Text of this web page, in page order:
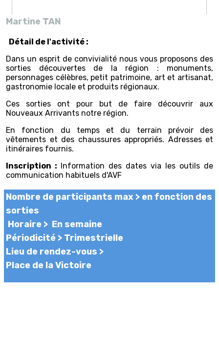
Martine TAN
Détail de l'activité :
Dans un esprit de convivialité nous vous proposons des
sorties découvertes de la région : monuments,
personnages célèbres, petit patrimoine, art et artisanat,
gastronomie locale et produits régionaux.
Ces sorties ont pour but de faire découvrir aux
Nouveaux Arrivants notre région.
En fonction du temps et du terrain prévoir des
vêtements et des chaussures appropriés. Adresses et
itinéraires fournis.
Inscription : Information des dates via les outils de
communication habituels d'AVF
Nombre de participants max > en fonction des
sorties
Horaire > En semaine
Périodicité > Trimestrielle
Lieu de rendez-vous >
Place de la Victoire